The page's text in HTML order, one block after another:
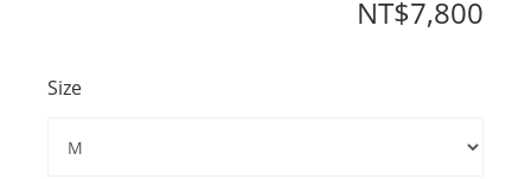
NT$7,800
Size